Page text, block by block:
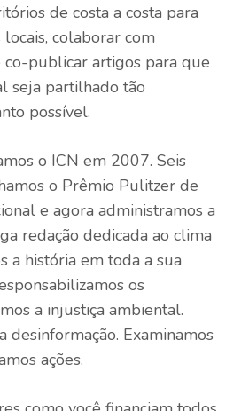
de costa a costa para
colaborar com
co-publicar artigos para que
seja partilhado tão
possível.
o ICN em 2007. Seis
o Prêmio Pulitzer de
e agora administramos a
redação dedicada ao clima
a história em toda a sua
os
a injustiça ambiental.
desinformação. Examinamos
ações.